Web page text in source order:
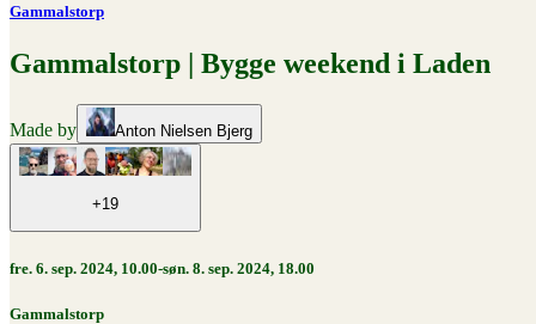
Gammalstorp
Gammalstorp | Bygge weekend i Laden
Made by Anton Nielsen Bjerg
+19
fre. 6. sep. 2024, 10.00-søn. 8. sep. 2024, 18.00
Gammalstorp